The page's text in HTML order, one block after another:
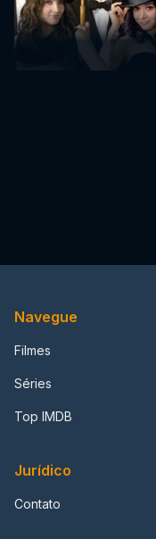
Navegue
Filmes
Séries
Top IMDB
Jurídico
Contato